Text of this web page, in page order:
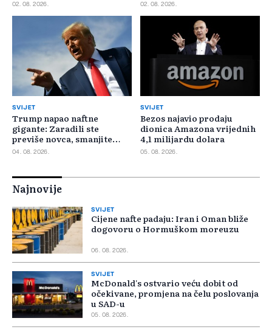
02. 08. 2026. 02. 08. 2026.
SVIJET
Trump napao naftne
gigante: Zaradili ste
previše novca, smanjite
cijene
04. 08. 2026.
SVIJET
Bezos najavio prodaju
dionica Amazona vrijednih
4,1 milijardu dolara
05. 08. 2026.
Najnovije
SVIJET
Cijene nafte padaju: Iran i Oman bliže
dogovoru o Hormuškom moreuzu
06. 08. 2026.
SVIJET
McDonald's ostvario veću dobit od
očekivane, promjena na čelu poslovanja
u SAD-u
05. 08. 2026.